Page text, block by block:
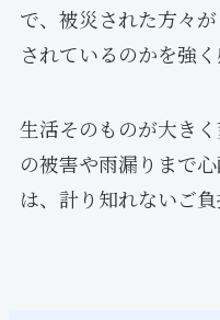
で、被災された方々
されているのかを強く
生活そのものが大き
の被害や雨漏りまで
は、計り知れないご